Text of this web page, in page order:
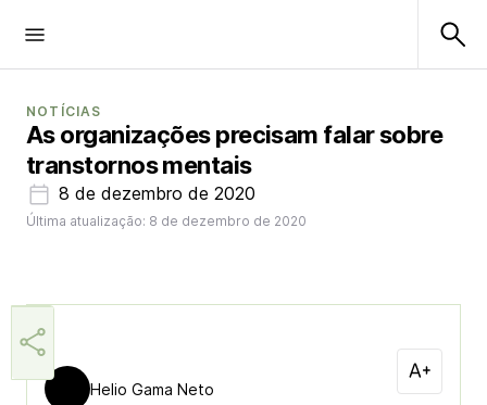
NOTÍCIAS
As organizações precisam falar sobre
transtornos mentais
8 de dezembro de 2020
Última atualização: 8 de dezembro de 2020
Helio Gama Neto